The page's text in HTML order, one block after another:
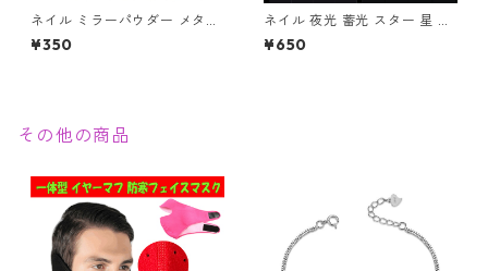
ネイル ミラーパウダー メタリ
ックパウダー ミラーネイル 鏡
面 セルフネイル ネイルアート
¥350
ネイル 夜光 蓄光 スター 星 ハ
ート ネイルアート レジン フィ
ルム 光る 埋め込み ネイルパー
¥650
その他の商品